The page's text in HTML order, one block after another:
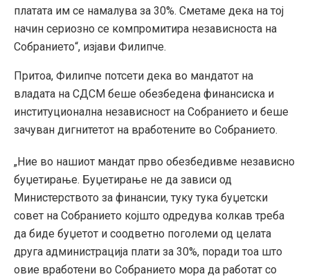
платата им се намалува за 30%. Сметаме дека на тој
начин сериозно се компромитира независноста на
Собранието“, изјави Филипче.
Притоа, Филипче потсети дека во мандатот на
владата на СДСМ беше обезбедена финансиска и
институционална независност на Собранието и беше
зачуван дигнитетот на вработените во Собранието.
„Ние во нашиот мандат прво обезбедивме независно
буџетирање. Буџетирање не да зависи од
Министерството за финансии, туку тука буџетски
совет на Собранието којшто одредува колкав треба
да биде буџетот и соодветно поголеми од целата
друга администрација плати за 30%, поради тоа што
овие вработени во Собранието мора да работат со